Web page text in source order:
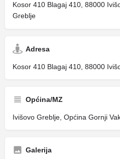
Kosor 410 Blagaj 410, 88000
Greblje
Adresa
Kosor 410 Blagaj 410, 88000
Općina/MZ
Ivišovo Greblje, Općina Gornji
Galerija